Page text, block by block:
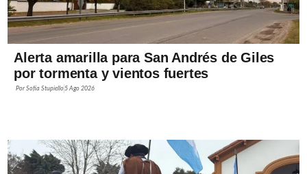
Alerta amarilla para San Andrés de Giles
por tormenta y vientos fuertes
PorSofía Stupiello5 Ago 2026